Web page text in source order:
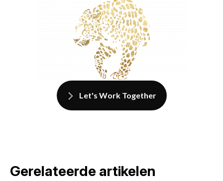
Let's Work Together
Gerelateerde artikelen